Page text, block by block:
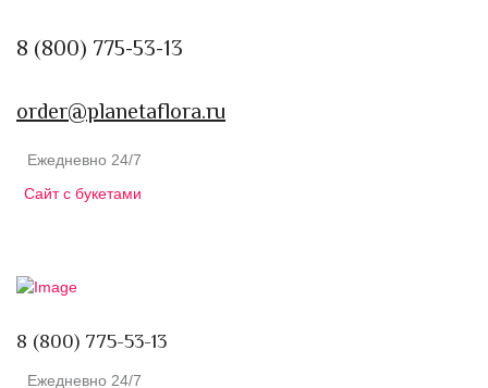
8 (800) 775-53-13
order@planetaflora.ru
Ежедневно 24/7
Сайт с букетами
8 (800) 775-53-13
Ежедневно 24/7